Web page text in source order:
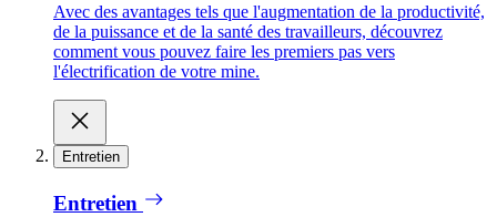
Avec des avantages tels que l'augmentation de la productivité,
de la puissance et de la santé des travailleurs, découvrez
comment vous pouvez faire les premiers pas vers
l'électrification de votre mine.
Entretien
Entretien